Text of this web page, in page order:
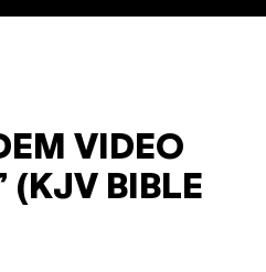
VIDEO
(KJV BIBLE